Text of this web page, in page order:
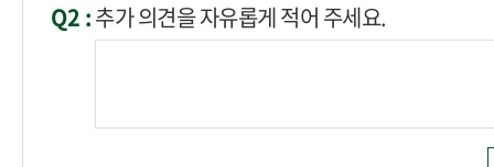
Q2 :추가 의견을 자유롭게 적어 주세요.